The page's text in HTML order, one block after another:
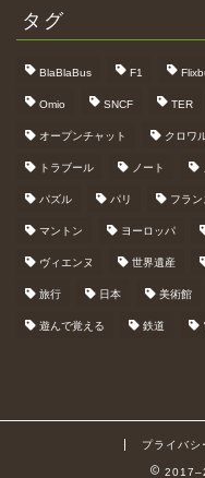
タグ
BlaBlaBus F1
Omio SNCF TER
オープンチャット クロワ
トラブール ノート
パズル パリ フラン
マントン ヨーロッパ
ヴィエンヌ 世界遺産
旅行 日本 美術館
遊んで覚える 鉄道
プライバシ